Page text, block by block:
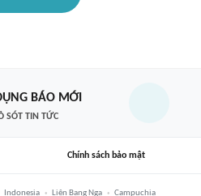
BÁO MỚI
SÓT TIN TỨC
Chính sách bảo mật
Indonesia Liên Bang Nga Campuchia